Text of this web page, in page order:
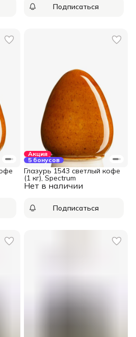
Подписаться
Акция
5 бонусов
Нет в наличии
Глазурь 1543 светлый кофе
(1 кг), Spectrum
Подписаться